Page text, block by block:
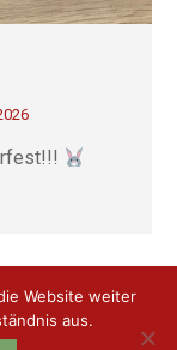
Website weiter
aus.